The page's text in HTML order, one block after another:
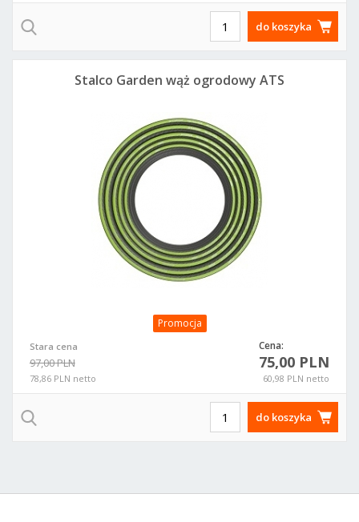
do koszyka
Promocja
Stara cena
97,00 PLN
78,86 PLN netto
Cena:
75,00 PLN
60,98 PLN netto
Stalco Garden wąż ogrodowy ATS
do koszyka